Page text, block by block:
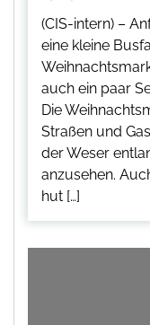
(CIS-intern) –
eine kleine
auch ein paar
Die
Straßen und
der Weser
anzusehen.
hut […]